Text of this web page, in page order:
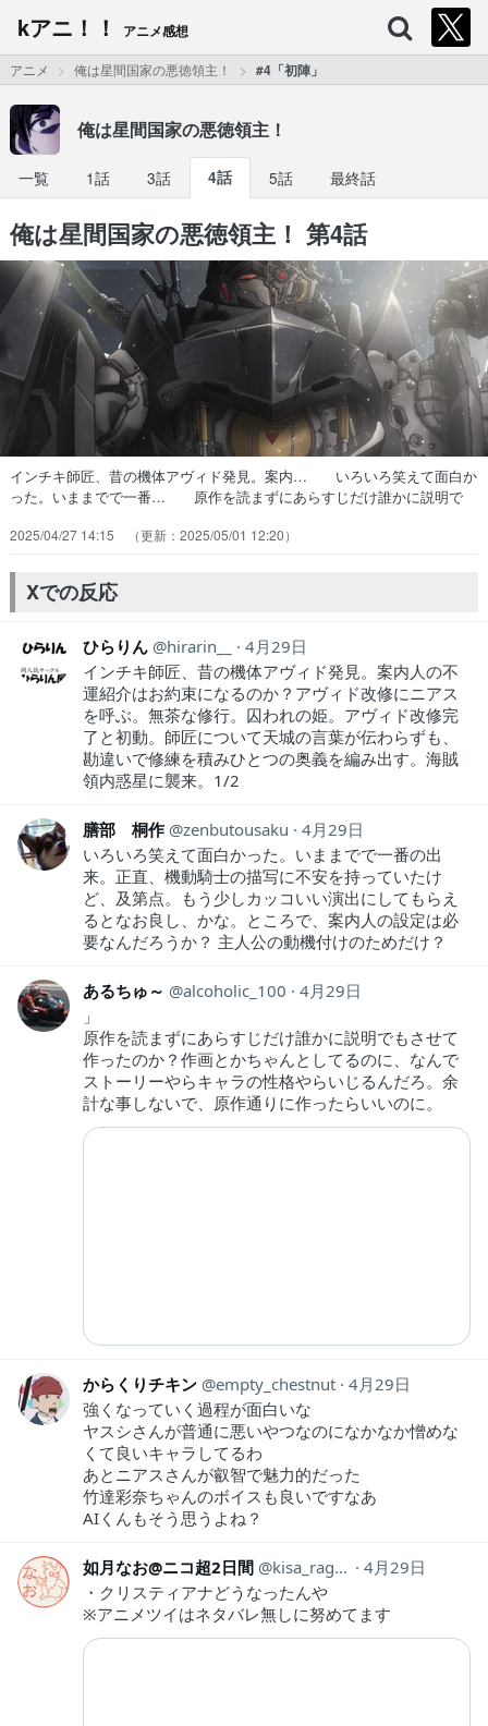
kアニ！！ アニメ感想
アニメ 俺は星間国家の悪徳領主！ #4「初陣」
俺は星間国家の悪徳領主！
一覧 1話 3話 4話 5話 最終話
俺は星間国家の悪徳領主！ 第4話
インチキ師匠、昔の機体アヴィド発見。案内… いろいろ笑えて面白か
った。いままでで一番… 原作を読まずにあらすじだけ誰かに説明で
アナどうなったんや※アニメツ… 凄いロボ戦闘頑張ってて良かった！
は過ぎれど飯うまし』第3話『Aラン… ４話視聴…単純につまらない
展開。人間に裏… 話数から見ても、小鳩くんだけじゃなく瓜野…
2025/04/27 14:15 2025/05/01 12:20
Xでの反応
ひらりん hirarin__
4月29日
インチキ師匠、昔の機体アヴィド発見。案内人の不
運紹介はお約束になるのか？アヴィド改修にニアス
を呼ぶ。無茶な修行。囚われの姫。アヴィド改修完
了と初動。師匠について天城の言葉が伝わらずも、
勘違いで修練を積みひとつの奥義を編み出す。海賊
領内惑星に襲来。1/2
膳部 桐作 zenbutousaku
4月29日
いろいろ笑えて面白かった。いままでで一番の出
来。正直、機動騎士の描写に不安を持っていたけ
ど、及第点。もう少しカッコいい演出にしてもらえ
るとなお良し、かな。ところで、案内人の設定は必
要なんだろうか？ 主人公の動機付けのためだけ？
あるちゅ～ alcoholic_100
4月29日
」
原作を読まずにあらすじだけ誰かに説明でもさせて
作ったのか？作画とかちゃんとしてるのに、なんで
ストーリーやらキャラの性格やらいじるんだろ。余
計な事しないで、原作通りに作ったらいいのに。
からくりチキン empty_chestnut 4月29日
強くなっていく過程が面白いな
ヤスシさんが普通に悪いやつなのになかなか憎めな
くて良いキャラしてるわ
あとニアスさんが叡智で魅力的だった
竹達彩奈ちゃんのボイスも良いですなあ
AIくんもそう思うよね？
如月なお@ニコ超2日間 kisa_ragi_nao
4月29日
・クリスティアナどうなったんや
※アニメツイはネタバレ無しに努めてます